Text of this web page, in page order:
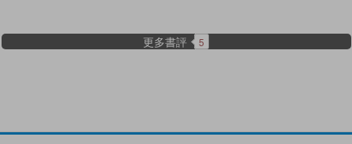
更多書評 5